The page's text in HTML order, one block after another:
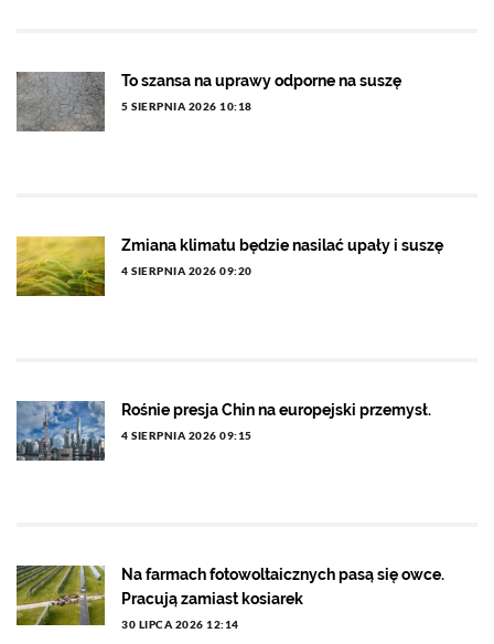
To szansa na uprawy odporne na suszę
5 SIERPNIA 2026 10:18
Zmiana klimatu będzie nasilać upały i suszę
4 SIERPNIA 2026 09:20
Rośnie presja Chin na europejski przemysł.
4 SIERPNIA 2026 09:15
Na farmach fotowoltaicznych pasą się owce.
Pracują zamiast kosiarek
30 LIPCA 2026 12:14